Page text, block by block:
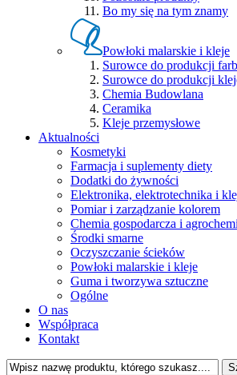
Bo my się na tym znamy
Powłoki malarskie i kleje
Surowce do produkcji
Surowce do produkcji
Chemia Budowlana
Ceramika
Kleje przemysłowe
Aktualności
Kosmetyki
Farmacja i suplementy diety
Dodatki do żywności
Elektronika, elektrotechnika i
Pomiar i zarządzanie kolorem
Chemia gospodarcza i
Środki smarne
Oczyszczanie ścieków
Powłoki malarskie i kleje
Guma i tworzywa sztuczne
Ogólne
O nas
Współpraca
Kontakt